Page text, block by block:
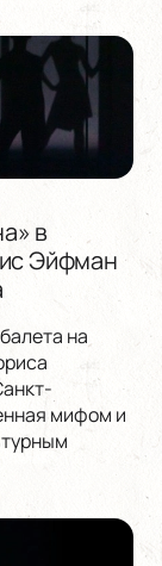
в
Эйфман
на
мифом и